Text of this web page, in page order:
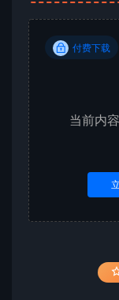
付费下载
当前内